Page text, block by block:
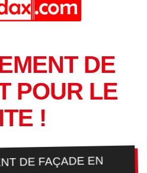
DE
POUR LE
!
DE FAÇADE EN